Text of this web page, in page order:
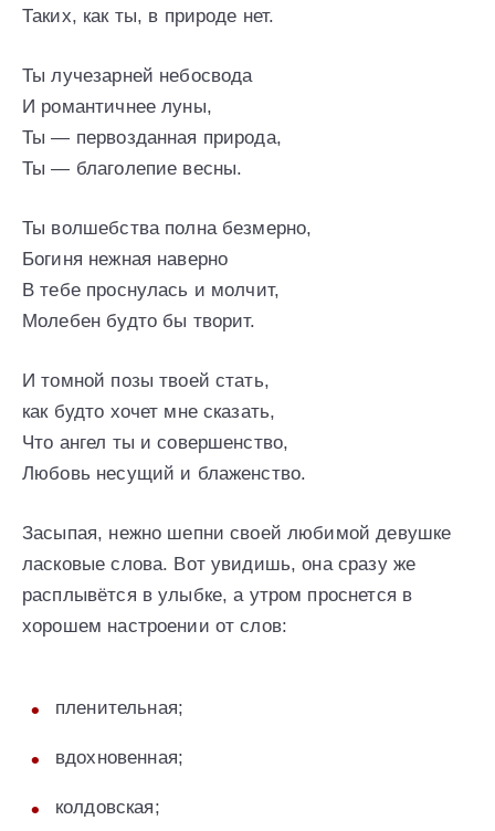
Таких, как ты, в природе нет.
Ты лучезарней небосвода
И романтичнее луны,
Ты — первозданная природа,
Ты — благолепие весны.
Ты волшебства полна безмерно,
Богиня нежная наверно
В тебе проснулась и молчит,
Молебен будто бы творит.
И томной позы твоей стать,
как будто хочет мне сказать,
Что ангел ты и совершенство,
Любовь несущий и блаженство.
Засыпая, нежно шепни своей любимой девушке
ласковые слова. Вот увидишь, она сразу же
расплывётся в улыбке, а утром проснется в
хорошем настроении от слов:
пленительная;
вдохновенная;
колдовская;